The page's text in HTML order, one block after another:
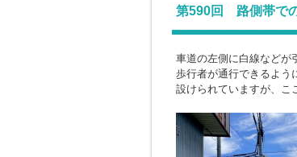
第590回 路側帯で
車道の左側に白線などが
歩行者が通行できるよう
設けられていますが、こ